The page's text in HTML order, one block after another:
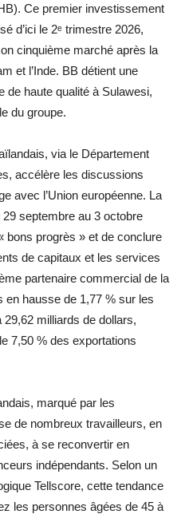
Ce premier investissement
d’ici le 2ᵉ trimestre 2026,
cinquième marché après la
et l’Inde. BB détient une
de haute qualité à Sulawesi,
du groupe.
via le Département
accélère les discussions
avec l’Union européenne. La
septembre au 3 octobre
bons progrès » et de conclure
de capitaux et les services
partenaire commercial de la
hausse de 1,77 % sur les
milliards de dollars,
7,50 % des exportations
marqué par les
de nombreux travailleurs, en
à se reconvertir en
indépendants. Selon un
Tellscore, cette tendance
les personnes âgées de 45 à